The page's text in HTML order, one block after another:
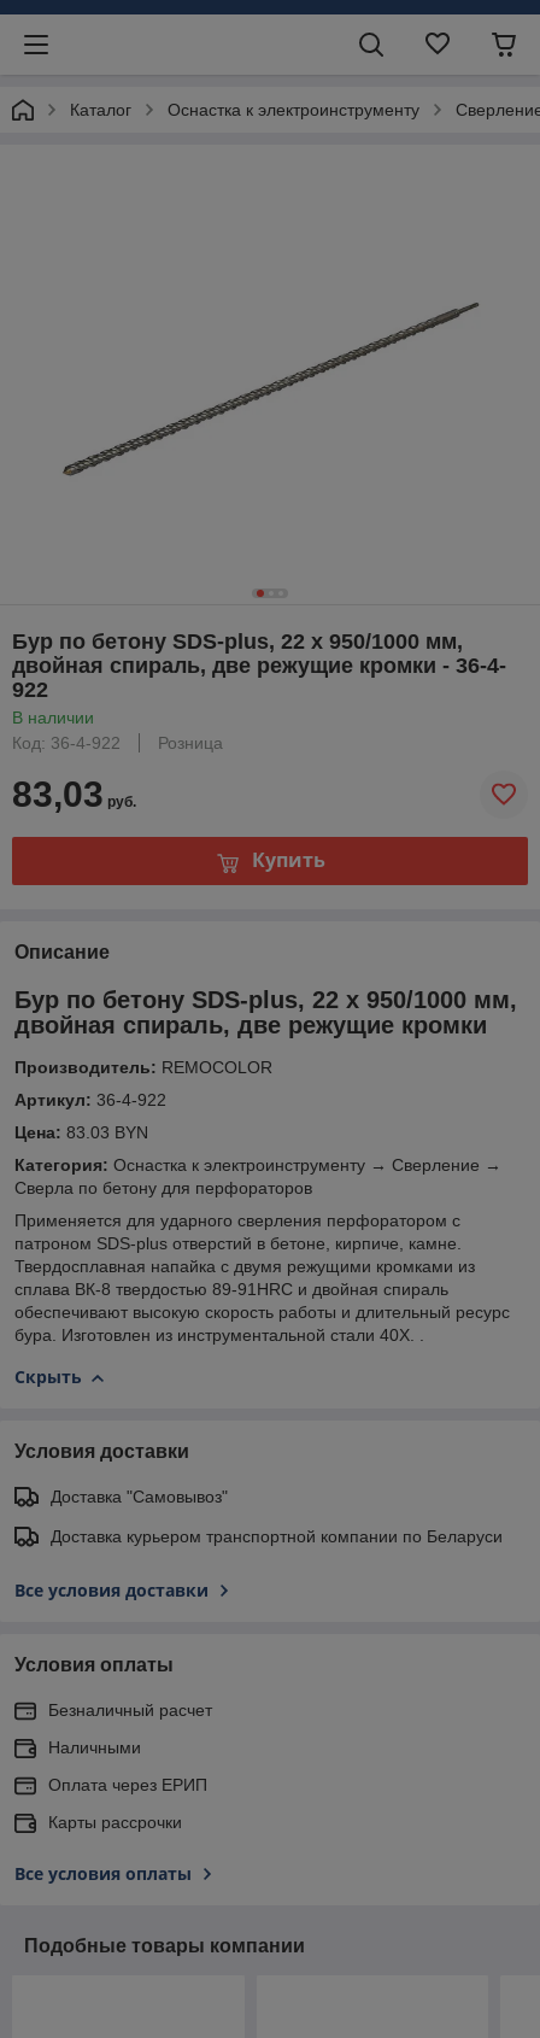
Каталог Оснастка к электроинструменту
Бур по бетону SDS-plus, 22 х 950/1000 мм,
двойная спираль, две режущие кромки - 36-4-
922
В наличии
Код: 36-4-922
Розница
83,03 руб.
Купить
Описание
Бур по бетону SDS-plus, 22 х 950/1000 мм,
двойная спираль, две режущие кромки
Производитель: REMOCOLOR
Артикул: 36-4-922
Цена: 83.03 BYN
Категория: Оснастка к электроинструменту → Сверление →
Сверла по бетону для перфораторов
Применяется для ударного сверления перфоратором с
патроном SDS-plus отверстий в бетоне, кирпиче, камне.
Твердосплавная напайка с двумя режущими кромками из
сплава ВК-8 твердостью 89-91HRC и двойная спираль
обеспечивают высокую скорость работы и длительный ресурс
бура. Изготовлен из инструментальной стали 40Х. .
Скрыть
Условия доставки
Доставка "Самовывоз"
Доставка курьером транспортной компании по Беларуси
Все условия доставки
Условия оплаты
Безналичный расчет
Наличными
Оплата через ЕРИП
Карты рассрочки
Все условия оплаты
Подобные товары компании